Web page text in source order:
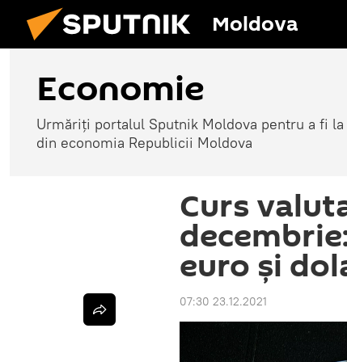
Moldova
Economie
Urmăriți portalul Sputnik Moldova pentru a fi
din economia Republicii Moldova
Curs
euro și
07:30 23.12.2021